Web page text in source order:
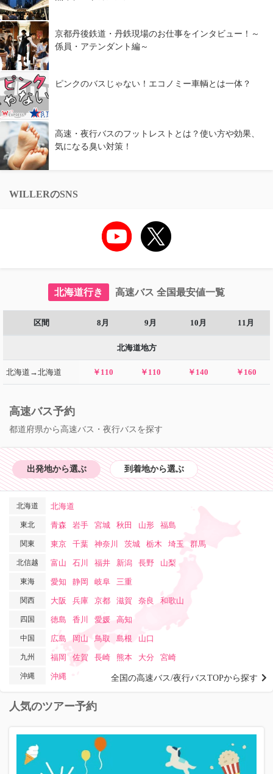
京都丹後鉄道・丹鉄現場のお仕事をインタビュー！～
係員・アテンダント編～
ピンクのバスじゃない！エコノミー車輌とは一体？
高速・夜行バスのフットレストとは？使い方や効果、
気になる臭い対策！
WILLERのSNS
北海道行き 高速バス 全国最安値一覧
区間 8月 9月 10月 11月
北海道地方
北海道→北海道 ￥110 ￥110 ￥140 ￥160
高速バス予約
都道府県から高速バス・夜行バスを探す
出発地から選ぶ 到着地から選ぶ
全国の高速バス/夜行バスTOPから探す
北海道 北海道
東北 青森 岩手 宮城 秋田 山形 福島
関東 東京 千葉 神奈川 茨城 栃木 埼玉 群馬
北信越 富山 石川 福井 新潟 長野 山梨
東海 愛知 静岡 岐阜 三重
関西 大阪 兵庫 京都 滋賀 奈良 和歌山
四国 徳島 香川 愛媛 高知
中国 広島 岡山 鳥取 島根 山口
九州 福岡 佐賀 長崎 熊本 大分 宮崎
沖縄 沖縄
人気のツアー予約